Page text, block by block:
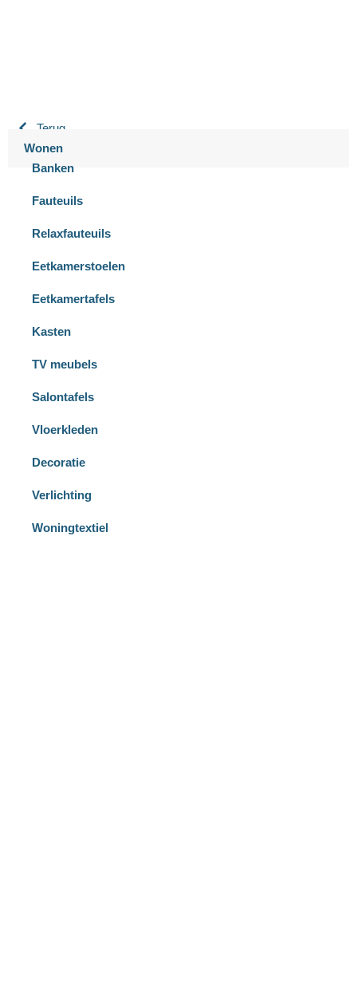
Terug
Wonen
Banken
Fauteuils
Relaxfauteuils
Eetkamerstoelen
Eetkamertafels
Kasten
TV meubels
Salontafels
Vloerkleden
Decoratie
Verlichting
Woningtextiel